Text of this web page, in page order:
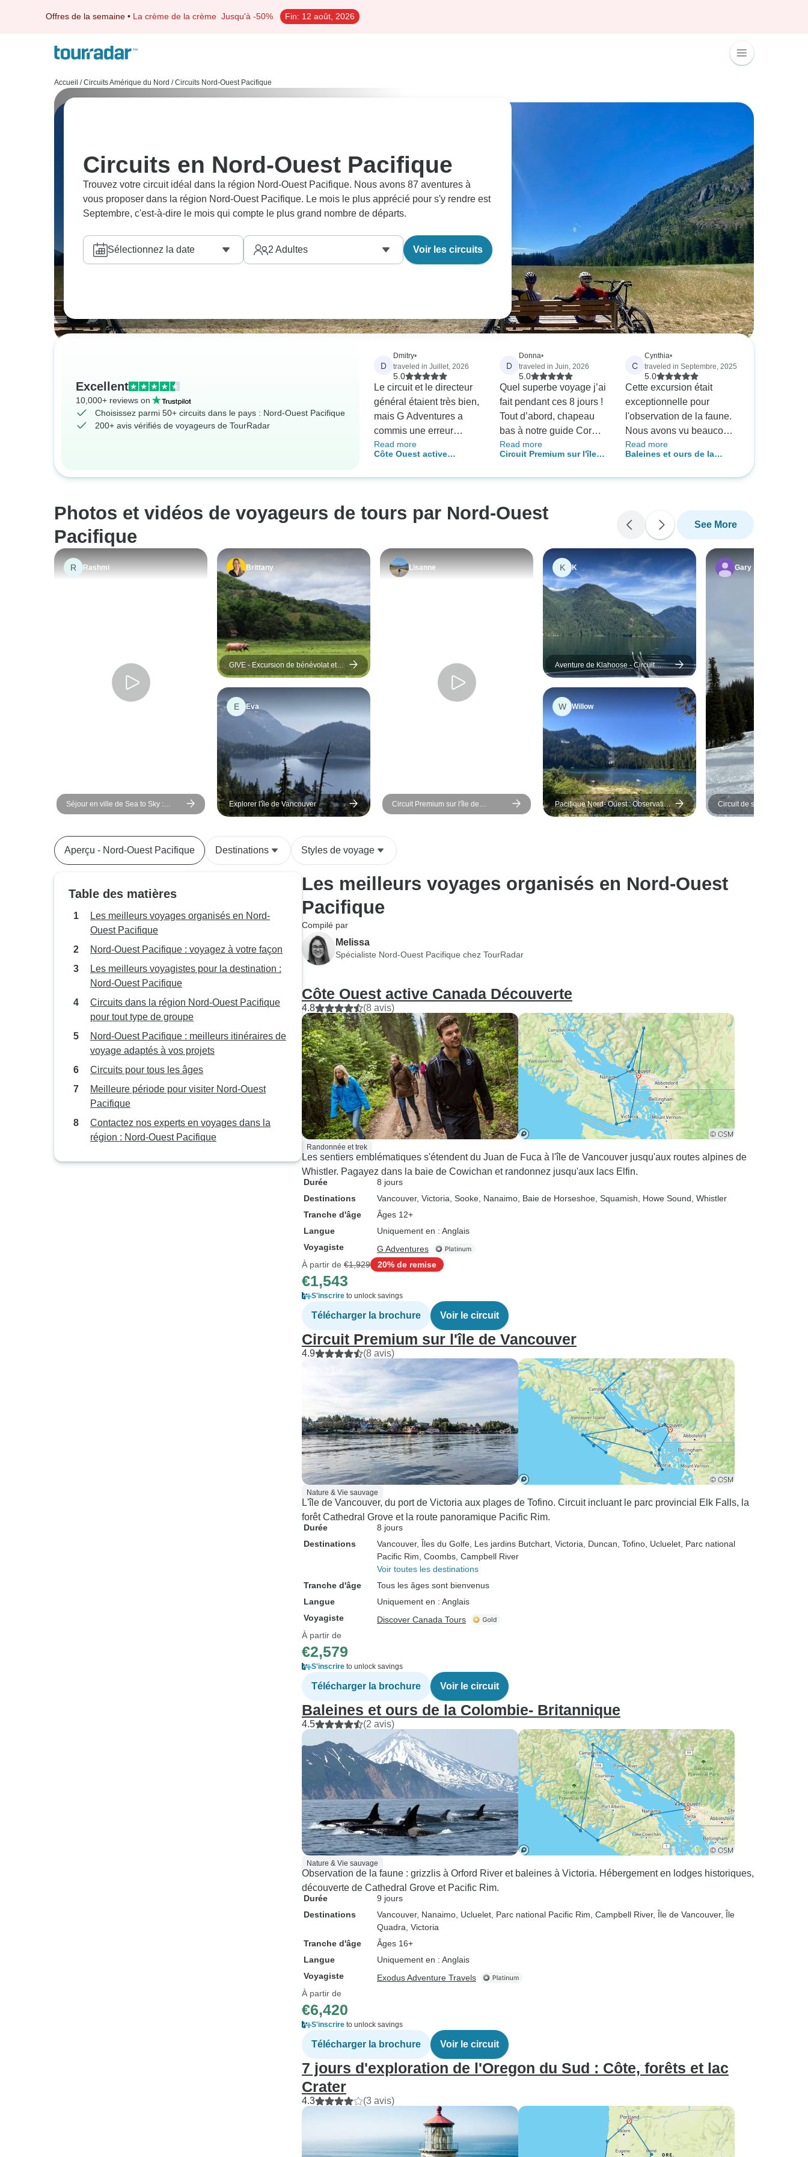
Offres de la semaine • La crème de la crème Jusqu'à -50% Fin: 12 août, 2026
Accueil / Circuits Amérique du Nord / Circuits Nord-Ouest Pacifique
Circuits en Nord-Ouest Pacifique
Trouvez votre circuit idéal dans la région Nord-Ouest Pacifique. Nous avons 87 aventures à
vous proposer dans la région Nord-Ouest Pacifique. Le mois le plus apprécié pour s'y rendre est
Septembre, c'est-à-dire le mois qui compte le plus grand nombre de départs.
Sélectionnez la date 2 Adultes Voir les circuits
Excellent
10,000+ reviews on
Choisissez parmi 50+ circuits dans le pays : Nord-Ouest Pacifique
200+ avis vérifiés de voyageurs de TourRadar
D
Dmitry•
traveled in Juillet, 2026
5.0
Le circuit et le directeur
général étaient très bien,
mais G Adventures a
commis une erreur
concernant le point de
départ sur le bon
l'ensemble du groupe).
Read more
Côte Ouest active
D
Donna•
traveled in Juin, 2026
5.0
Quel superbe voyage j’ai
fait pendant ces 8 jours !
Tout d’abord, chapeau
bas à notre guide Corey
Kirkham, qui a su nous
organiser et nous
J’ai apprécié la plupart
même si l’un d’entre eux
m’a un peu moins plu
que les autres. J’ai
trouvé que nous avions
une belle variété de sites
intéressants à découvrir,
tout en bénéficiant de
suffisamment de temps
particulièrement
apprécié le fait de
passer deux à trois nuits
au même endroit plutôt
que de changer de lieu
tous les jours.
Read more
Circuit Premium sur l'île
C
Cynthia•
traveled in Septembre, 2025
5.0
Cette excursion était
exceptionnelle pour
l'observation de la faune.
Nous avons vu beaucoup
de baleines et d'ours,
ainsi que d'autres
parfaite, et ils ont tous
rendu l'excursion encore
plus agréable. Maddie
était notre guide et bien
qu'elle n'ait que 23 ans,
elle a dirigé l'excursion
comme un guide
expérimenté. Au début du
voyage, l'un des couples
ne figurait pas sur la liste
des réservations et
Maddie a contacté le
bureau d'affaires pour
résoudre le problème. La
tranche d'âge du groupe
Maddie a su s'adapter aux
besoins de chacun. Je
recommanderais ce
voyage à toute personne
intéressée par
Read more
Baleines et ours de la
Photos et vidéos de voyageurs de tours par Nord-Ouest
Pacifique
See More
R Rashmi
Séjour en ville de Sea to Sky :
Vancouver et Whistler
Brittany
GIVE - Excursion de bénévolat et
de tourisme responsable dans le
nord-ouest du Pacifique
E Eva
Explorer l'île de Vancouver
Lisanne
Circuit Premium sur l'île de
Vancouver
K K
Aventure de Klahoose - Circuit
culturel et animalier estival en
Colombie Britannique - 3 nuits / 4
jours
W Willow
Pacifique Nord- Ouest : Observation
des baleines, restauration
Gary
Circuit de ski en Colombie-
Britannique 11 jours
Aperçu - Nord-Ouest Pacifique Destinations Styles de voyage
Table des matières
Les meilleurs voyages organisés en Nord-
Ouest Pacifique
Nord-Ouest Pacifique : voyagez à votre façon
Les meilleurs voyagistes pour la destination :
Nord-Ouest Pacifique
Circuits dans la région Nord-Ouest Pacifique
pour tout type de groupe
Nord-Ouest Pacifique : meilleurs itinéraires de
voyage adaptés à vos projets
Circuits pour tous les âges
Meilleure période pour visiter Nord-Ouest
Pacifique
Contactez nos experts en voyages dans la
région : Nord-Ouest Pacifique
Les meilleurs voyages organisés en Nord-Ouest
Pacifique
Compilé par
Melissa
Spécialiste Nord-Ouest Pacifique chez TourRadar
Côte Ouest active Canada Découverte
4.8 (8 avis)
Randonnée et trek
Les sentiers emblématiques s'étendent du Juan de Fuca à l'île de Vancouver jusqu'aux routes alpines de
Whistler. Pagayez dans la baie de Cowichan et randonnez jusqu'aux lacs Elfin.
Durée
8 jours
Destinations
Vancouver, Victoria , Sooke , Nanaimo , Baie de Horseshoe , Squamish , Howe Sound , Whistler
Tranche d'âge
Âges 12+
Langue
Uniquement en : Anglais
Voyagiste
G Adventures
À partir de €1,929 20% de remise
€1,543
S'inscrire to unlock savings
Télécharger la brochure Voir le circuit
Circuit Premium sur l'île de Vancouver
4.9 (8 avis)
Nature & Vie sauvage
L'île de Vancouver, du port de Victoria aux plages de Tofino. Circuit incluant le parc provincial Elk Falls, la
forêt Cathedral Grove et la route panoramique Pacific Rim.
Durée
8 jours
Destinations
Vancouver, Îles du Golfe , Les jardins Butchart , Victoria , Duncan , Tofino , Ucluelet , Parc national
Pacific Rim , Coombs , Campbell River
Voir toutes les destinations
Tranche d'âge
Tous les âges sont bienvenus
Langue
Uniquement en : Anglais
Voyagiste
Discover Canada Tours
À partir de
€2,579
S'inscrire to unlock savings
Télécharger la brochure Voir le circuit
Baleines et ours de la Colombie- Britannique
4.5 (2 avis)
Nature & Vie sauvage
Observation de la faune : grizzlis à Orford River et baleines à Victoria. Hébergement en lodges historiques,
découverte de Cathedral Grove et Pacific Rim.
Durée
9 jours
Destinations
Vancouver, Nanaimo , Ucluelet , Parc national Pacific Rim , Campbell River, Île de Vancouver, Île
Quadra , Victoria
Tranche d'âge
Âges 16+
Langue
Uniquement en : Anglais
Voyagiste
Exodus Adventure Travels
À partir de
€6,420
S'inscrire to unlock savings
Télécharger la brochure Voir le circuit
7 jours d'exploration de l'Oregon du Sud : Côte, forêts et lac
Crater
4.3 (3 avis)